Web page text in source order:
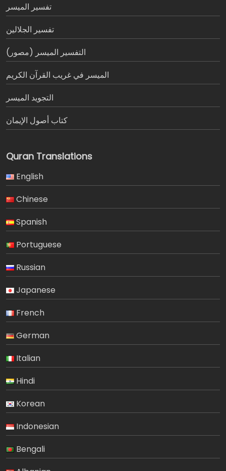
تفسير المیسر
تفسير الجلالين
التفسير الميسر (مصور)
الميسر في غريب القرآن الكريم
التجويد الميسر
كتاب أصول الإيمان
Quran Translations
English
Chinese
Spanish
Portuguese
Russian
Japanese
French
German
Italian
Hindi
Korean
Indonesian
Bengali